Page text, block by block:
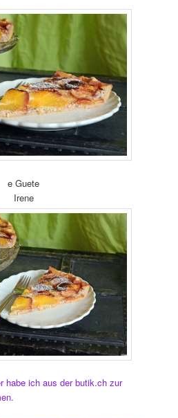
e Guete
Irene
habe ich aus der butik.ch zur